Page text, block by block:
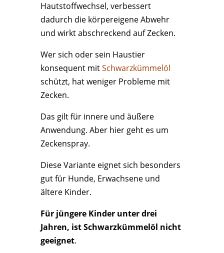
Hautstoffwechsel, verbessert
dadurch die körpereigene Abwehr
und wirkt abschreckend auf Zecken.
Wer sich oder sein Haustier
konsequent mitSchwarzkümmelöl
schützt, hat weniger Probleme mit
Zecken.
Das gilt für innere und äußere
Anwendung. Aber hier geht es um
Zeckenspray.
Diese Variante eignet sich besonders
gut für Hunde, Erwachsene und
ältere Kinder.
Für jüngere Kinder unter drei
Jahren, ist Schwarzkümmelöl nicht
geeignet.